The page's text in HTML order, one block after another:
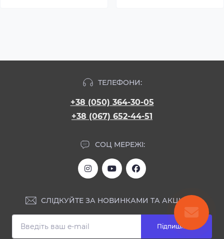
ТЕЛЕФОНИ:
+38 (050) 364-30-05
+38 (067) 652-44-51
СОЦ МЕРЕЖІ:
СЛІДКУЙТЕ ЗА НОВИНКАМИ ТА АКЦІЯМИ:
Підпишіться